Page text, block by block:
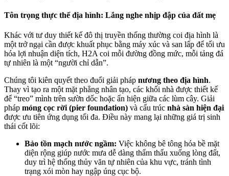
Tôn trọng thực thể địa hình: Lắng nghe nhịp đập của đất mẹ
Khác với tư duy thiết kế đô thị truyền thống thường coi địa hình là
một trở ngại cần được khuất phục bằng máy xúc và san lấp để tối ưu
hóa lợi nhuận diện tích, H2A coi mỗi đường đồng mức, mỗi tảng đá
tự nhiên là một “người chỉ dẫn”.
Chúng tôi kiên quyết theo đuổi giải pháp nương theo địa hình.
Thay vì tạo ra một mặt phẳng nhân tạo, các khối nhà được thiết kế
để “treo” mình trên sườn dốc hoặc ẩn hiện giữa các lùm cây. Giải
pháp móng cọc rời (pier foundation) và cấu trúc nhà sàn hiện đại
được ưu tiên ứng dụng tối đa. Điều này mang lại những giá trị sinh
thái cốt lõi:
Bảo tồn mạch nước ngầm: Việc không bê tông hóa bề mặt
diện rộng giúp nước mưa dễ dàng thẩm thấu xuống lòng đất,
duy trì hệ thống thủy văn tự nhiên của khu vực, tránh tình
trạng xói mòn hay ngập úng cục bộ.